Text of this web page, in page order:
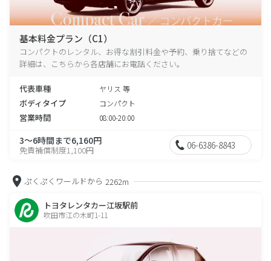
基本料金プラン（C1）
コンパクトのレンタル、お得な割引料金や予約、乗り捨てなどの
詳細は、こちらから各店舗にお電話ください。
代表車種 ヤリス 等
ボディタイプ コンパクト
営業時間 08:00-20:00
3～6時間まで6,160円
免責補償制度1,100円 06-6386-8843
ぷくぷくワールドから 2262m
トヨタレンタカー江坂駅前
吹田市江の木町1-11